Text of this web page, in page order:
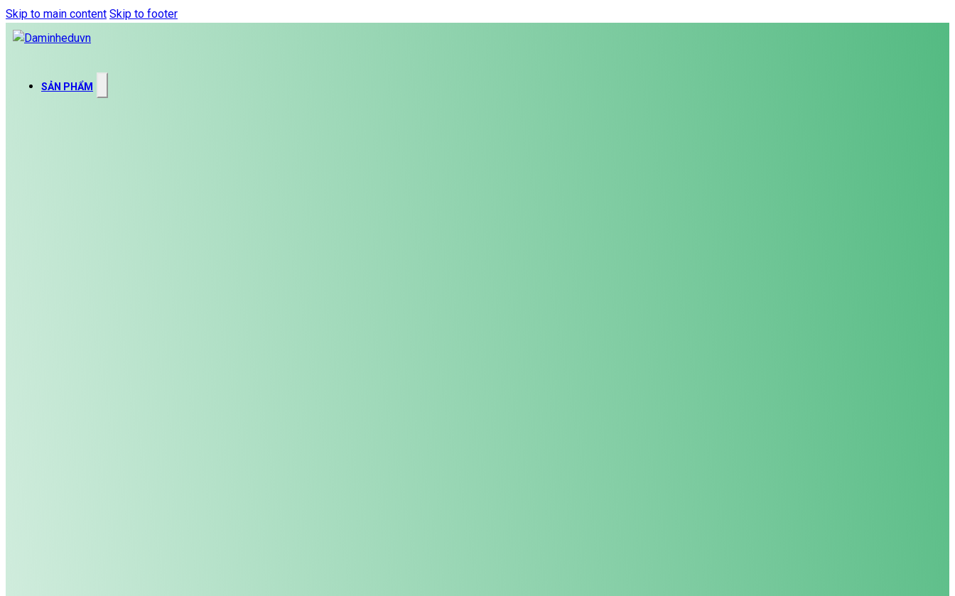
Skip to main content Skip to footer
SẢN PHẨM